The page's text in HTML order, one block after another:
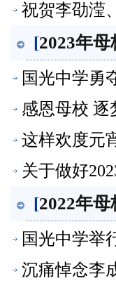
祝贺李劭滢
【聚焦母校
[2023年母
国光中学勇
母校】
感恩母校
焦母校】
这样欢度元
关于做好
[2022年母
国光中学举
沉痛悼念李